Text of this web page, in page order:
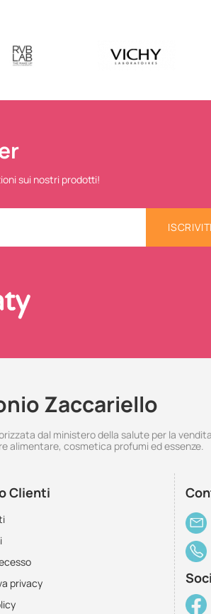
sui nostri prodotti!
ISCRIVITI
Zaccariello
dal ministero della salute per la
alimentare, cosmetica profumi ed essenze.
Clienti
privacy